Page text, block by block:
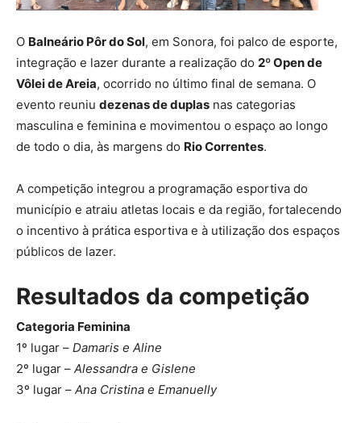
O Balneário Pôr do Sol, em Sonora, foi palco de esporte,
integração e lazer durante a realização do 2º Open de
Vôlei de Areia, ocorrido no último final de semana. O
evento reuniu dezenas de duplas nas categorias
masculina e feminina e movimentou o espaço ao longo
de todo o dia, às margens do Rio Correntes.
A competição integrou a programação esportiva do
município e atraiu atletas locais e da região, fortalecendo
o incentivo à prática esportiva e à utilização dos espaços
públicos de lazer.
Resultados da competição
Categoria Feminina
1º lugar – Damaris e Aline
2º lugar – Alessandra e Gislene
3º lugar – Ana Cristina e Emanuelly